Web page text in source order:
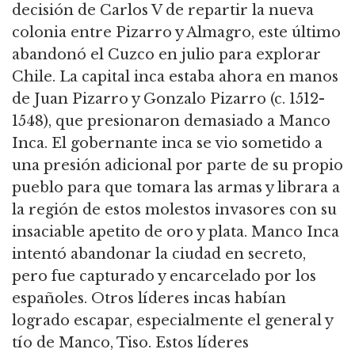
decisión de Carlos V de repartir la nueva
colonia entre Pizarro y Almagro, este último
abandonó el Cuzco en julio para explorar
Chile. La capital inca estaba ahora en manos
de Juan Pizarro y Gonzalo Pizarro (c. 1512-
1548), que presionaron demasiado a Manco
Inca. El gobernante inca se vio sometido a
una presión adicional por parte de su propio
pueblo para que tomara las armas y librara a
la región de estos molestos invasores con su
insaciable apetito de oro y plata. Manco Inca
intentó abandonar la ciudad en secreto,
pero fue capturado y encarcelado por los
españoles. Otros líderes incas habían
logrado escapar, especialmente el general y
tío de Manco, Tiso. Estos líderes